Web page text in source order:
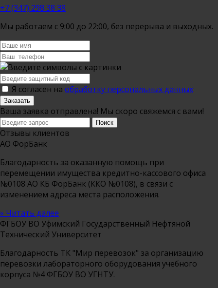
+7 (347) 298 38 38
Мы работаем с 9:00 до 22:00, без перерыва и выходных.
Я согласен на обработку персональных данных
Заказать
Ваша заявка отправлена! Мы скоро свяжемся с вами!
Отзывы клиентов
АО ФорБанк
Благодарность за оказанную помощь при
перемещении имущества кредитно-кассового офиса
№0108 АО КБ ФорБанк (ККО №0108), в связи с
изменением адреса места расположения.
» Читать далее
ФГБОУ ВО Уфимский Государственный Нефтяной
Технический Университет
Благодарность ТК "Мир перевозок" за организацию
перевозки лабораторного оборудования учебного
корпуса №4 ФГБОУ ВО УГНТУ.